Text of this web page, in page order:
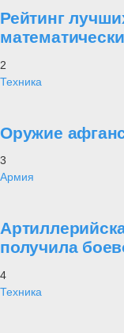
Рейтинг
2
Техника
Оружие
3
Армия
получила
4
Техника